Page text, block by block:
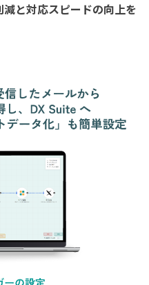
と対応スピードの向上を